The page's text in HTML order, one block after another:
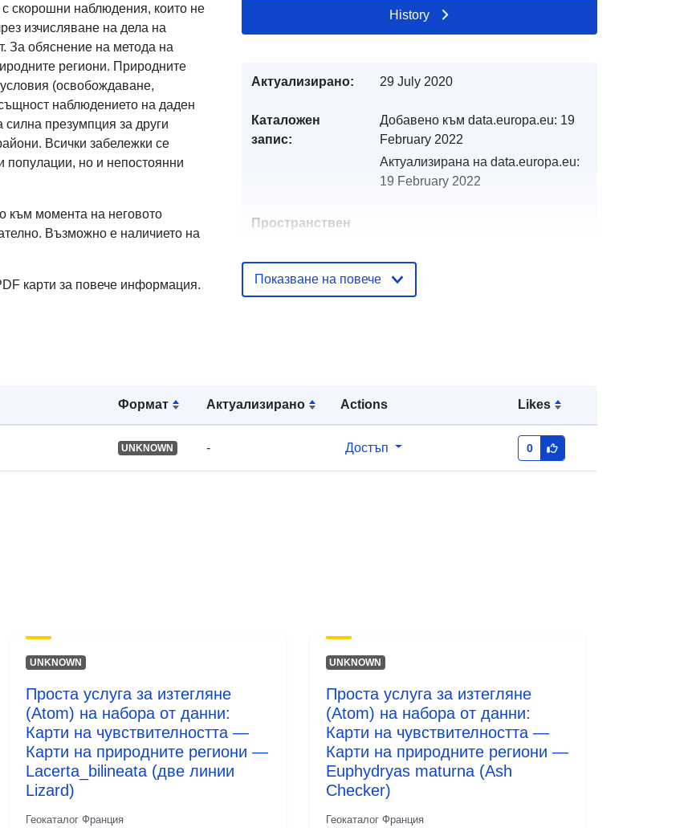
скорошни наблюдения, които не
изчисляване на дела на
За обяснение на метода на
региони. Природните
(освобождаване,
наблюдението на даден
презумпция за други
Всички забележки се
популации, но и непостоянни
към момента на неговото
Възможно е наличието на
карти за повече информация.
Формат Актуализирано Actions Likes
UNKNOWN - Достъп 0
History
Актуализирано: 29 July 2020
Каталожен
запис:
Добавено към data.europa.eu: 19
February 2022
Актуализирана на data.europa.eu:
19 February 2022
Пространствен
Идентификатор
и:
http://catalogue.geo-
ide.developpement-
http://data.europa.eu/88u/dataset/fr-
4e36-82c4-83cfe8c2b5bc
Тип:
Ресурси:
Показване на повече
UNKNOWN
Проста услуга за изтегляне
(Atom) на набора от данни:
Карти на чувствителността —
Карти на природните региони —
Lacerta_bilineata (две линии
Lizard)
Геокаталог Франция
UNKNOWN
Проста услуга за изтегляне
(Atom) на набора от данни:
Карти на чувствителността —
Карти на природните региони —
Euphydryas maturna (Ash
Checker)
Геокаталог Франция